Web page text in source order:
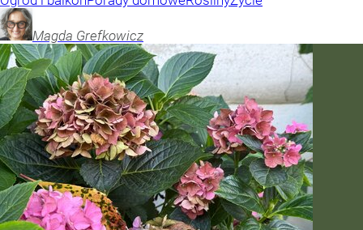
Magda Grefkowicz